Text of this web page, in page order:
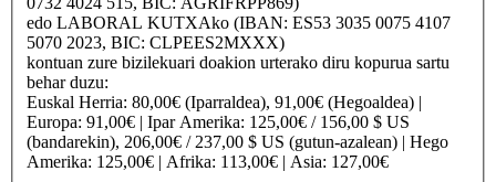
edo LABORAL KUTXAko (IBAN: ES53 3035 0075 4107
5070 2023, BIC: CLPEES2MXXX)
kontuan zure bizilekuari doakion urterako diru kopurua sartu
behar duzu:
Euskal Herria: 80,00€ (Iparraldea), 91,00€ (Hegoaldea) |
Europa: 91,00€ | Ipar Amerika: 125,00€ / 156,00 $ US
(bandarekin), 206,00€ / 237,00 $ US (gutun-azalean) | Hego
Amerika: 125,00€ | Afrika: 113,00€ | Asia: 127,00€